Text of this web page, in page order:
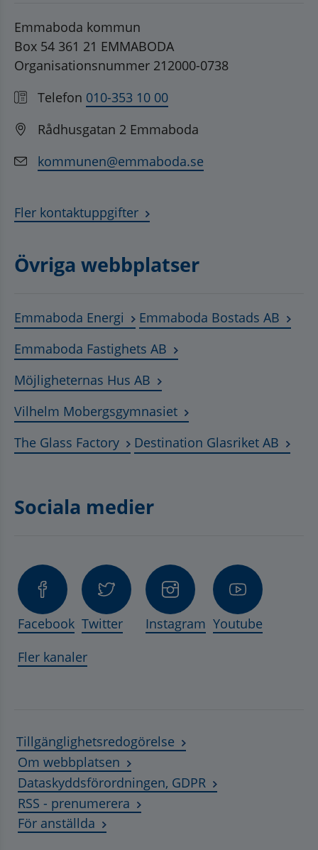
Emmaboda kommun
Box 54 361 21 EMMABODA
Organisationsnummer 212000-0738
Telefon 010-353 10 00
Rådhusgatan 2 Emmaboda
kommunen@emmaboda.se
Fler kontaktuppgifter
Övriga webbplatser
Emmaboda Energi Länk till annan webbplats,
Emmaboda Bostads AB
Emmaboda Fastighets AB Länk till annan
Möjligheternas Hus AB Länk till annan webbplats,
Vilhelm MobergsgymnasietLänk till annan
The Glass FactoryLänk till annan webbplats,
Destination Glasriket AB
Sociala medier
Facebook Twitter Instagram Youtube
Fler kanaler
Tillgänglighetsredogörelse
Om webbplatsen
Dataskyddsförordningen, GDPR
RSS - prenumerera
För anställda Länk till annan webbplats, öppnas i